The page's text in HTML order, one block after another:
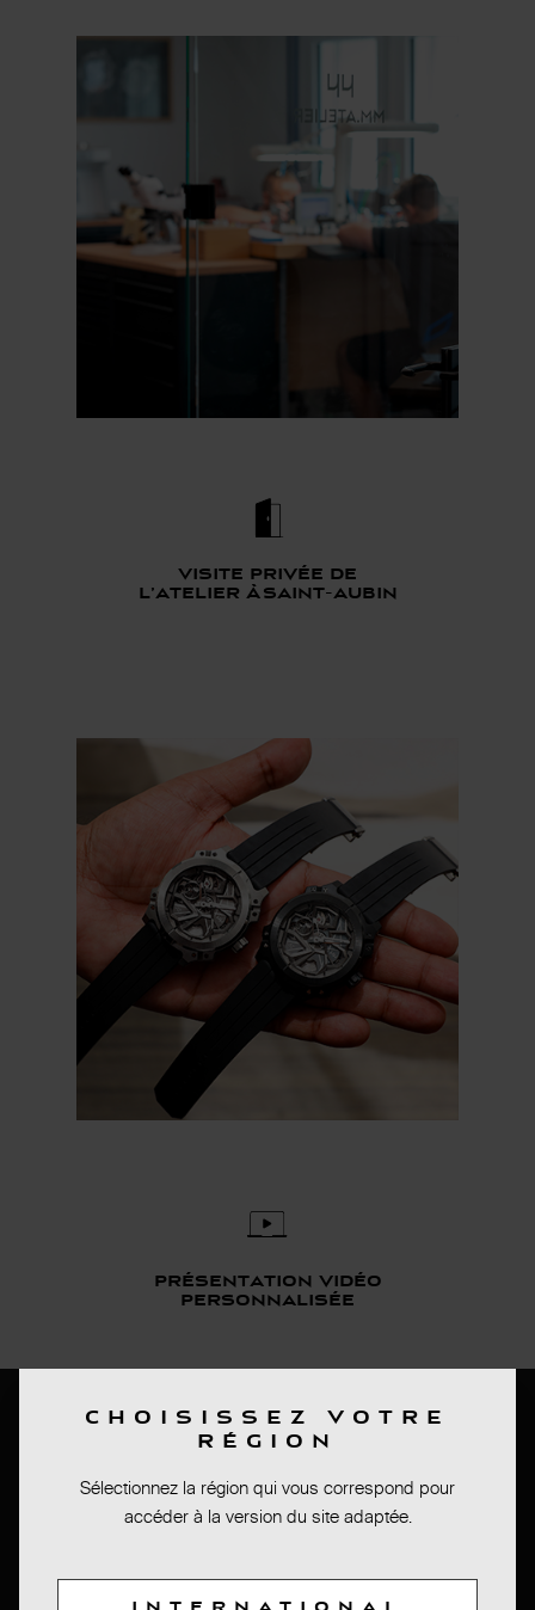
Visite privée de
l’atelier à saint-aubin
présentation vidéo
personnalisée
PRESS ROOM
CONDITIONS DE VENTES
CHOISISSEZ VOTRE
RÉGION
Sélectionnez la région qui vous correspond pour
accéder à la version du site adaptée.